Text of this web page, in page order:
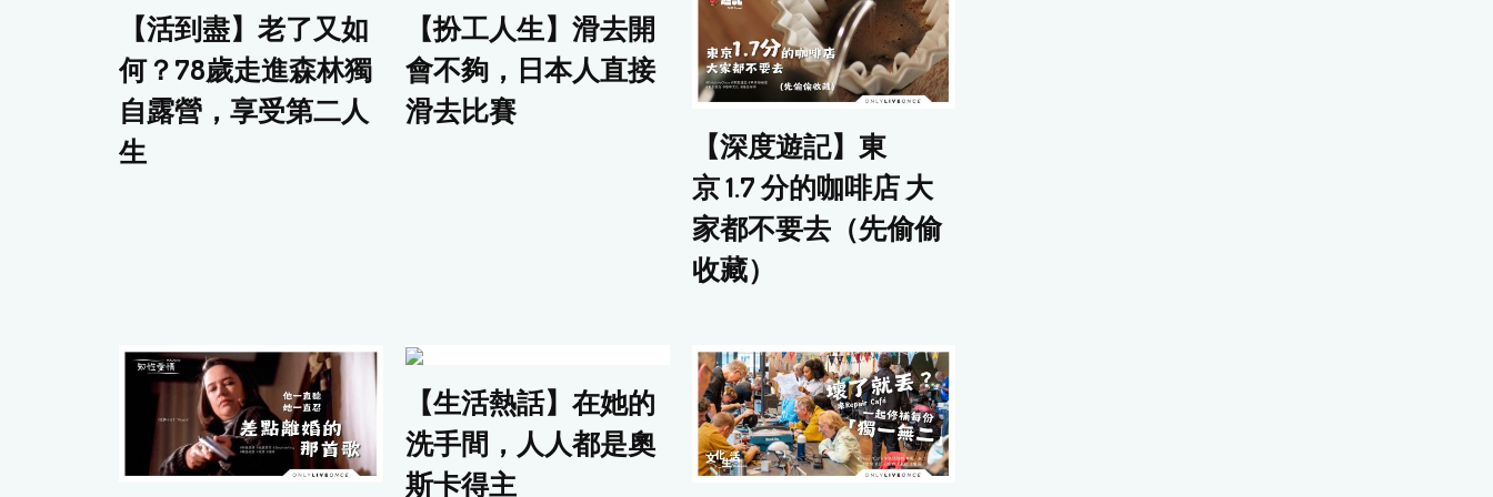
【活到盡】老了又如
何？78歲走進森林獨
自露營，享受第二人
生
【扮工人生】滑去開
會不夠，日本人直接
滑去比賽
【深度遊記】東
京 1.7 分的咖啡店 大
家都不要去（先偷偷
收藏）
【生活熱話】在她的
洗手間，人人都是奧
斯卡得主